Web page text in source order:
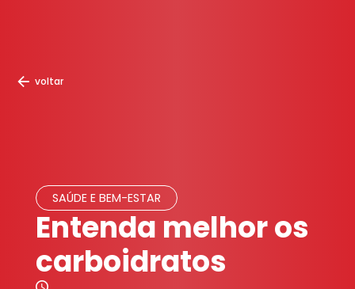
voltar
SAÚDE E BEM-ESTAR
Entenda melhor os
carboidratos